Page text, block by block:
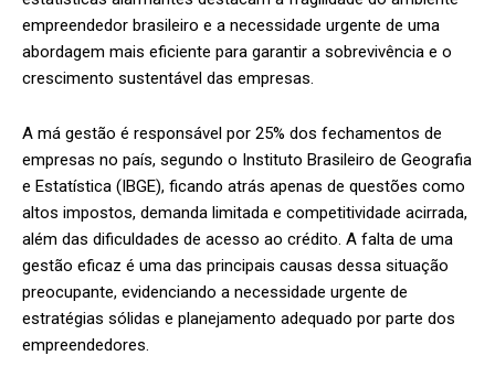
empreendedor brasileiro e a necessidade urgente de uma
abordagem mais eficiente para garantir a sobrevivência e o
crescimento sustentável das empresas.
A má gestão é responsável por 25% dos fechamentos de
empresas no país, segundo o Instituto Brasileiro de Geografia
e Estatística (IBGE), ficando atrás apenas de questões como
altos impostos, demanda limitada e competitividade acirrada,
além das dificuldades de acesso ao crédito. A falta de uma
gestão eficaz é uma das principais causas dessa situação
preocupante, evidenciando a necessidade urgente de
estratégias sólidas e planejamento adequado por parte dos
empreendedores.